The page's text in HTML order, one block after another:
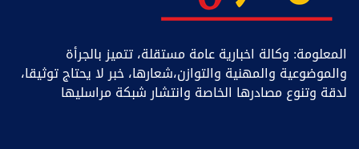
المعلومة: وكالة اخبارية عامة مستقلة، تتميز بالجرأة
والموضوعية والمهنية والتوازن،شعارها، خبر ﻻ يحتاج توثيقا،
لدقة وتنوع مصادرها الخاصة وانتشار شبكة مراسليها